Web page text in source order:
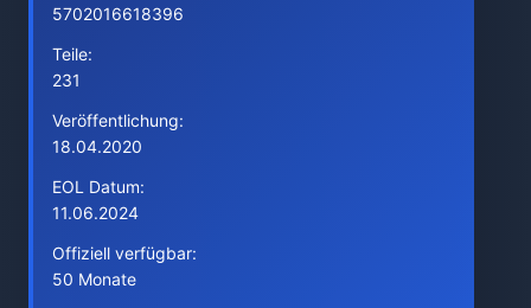
5702016618396
Teile:
231
Veröffentlichung:
18.04.2020
EOL Datum:
11.06.2024
Offiziell verfügbar:
50 Monate